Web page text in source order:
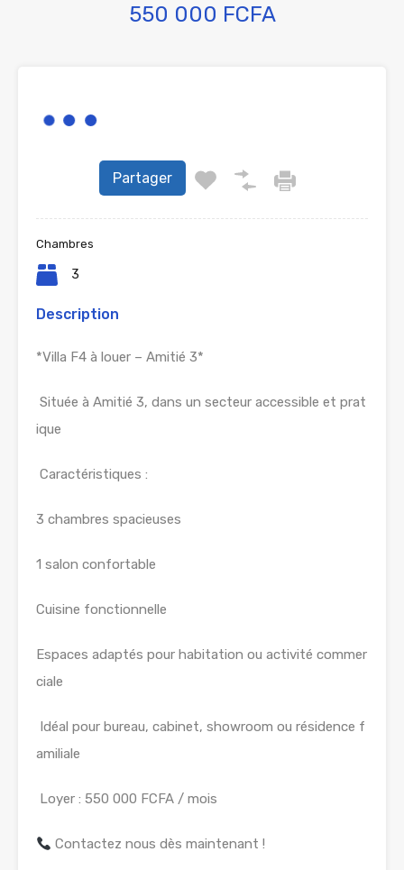
550 000 FCFA
Partager
Chambres
3
Description
*Villa F4 à louer – Amitié 3*
Située à Amitié 3, dans un secteur accessible et prat
ique
Caractéristiques :
3 chambres spacieuses
1 salon confortable
Cuisine fonctionnelle
Espaces adaptés pour habitation ou activité commer
ciale
Idéal pour bureau, cabinet, showroom ou résidence f
amiliale
Loyer : 550 000 FCFA / mois
Contactez nous dès maintenant !